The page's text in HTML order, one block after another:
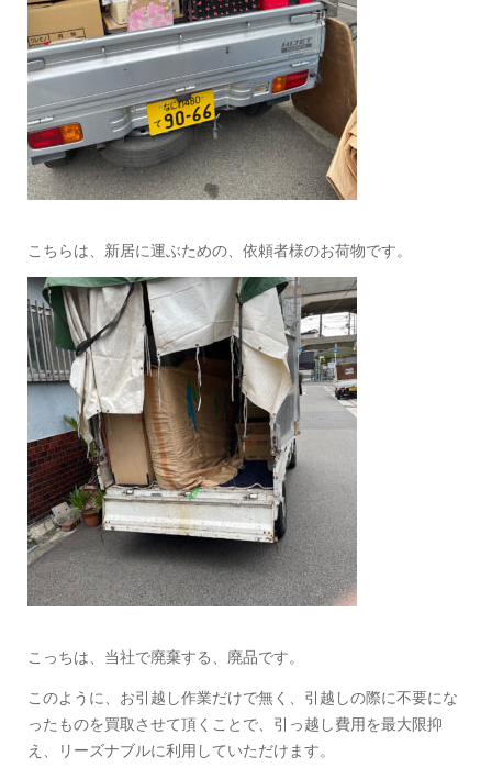
こちらは、新居に運ぶための、依頼者様のお荷物です。
こっちは、当社で廃棄する、廃品です。
このように、お引越し作業だけで無く、引越しの際に不要にな
ったものを買取させて頂くことで、引っ越し費用を最大限抑
え、リーズナブルに利用していただけます。